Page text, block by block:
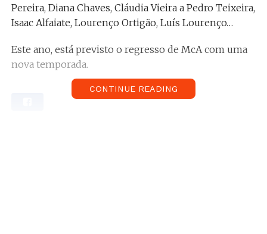
Pereira, Diana Chaves, Cláudia Vieira a Pedro Teixeira,
Isaac Alfaiate, Lourenço Ortigão, Luís Lourenço…
Este ano, está previsto o regresso de McA com uma
nova temporada.
CONTINUE READING